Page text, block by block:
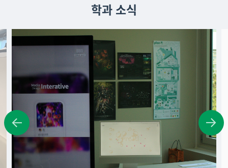
학과 소식